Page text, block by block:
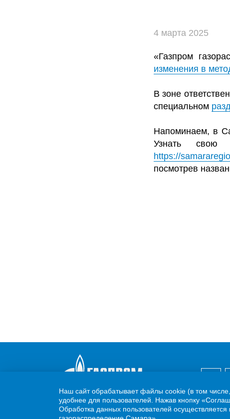
4 марта 2025
«Газпром
изменения в
В зоне
специальном
Напоминаем, в
Узнать
https://
посмотрев
Наш сайт обрабатывает файлы cookie (в том
удобнее для пользователей. Нажав кнопку
Обработка данных пользователей осуществляется